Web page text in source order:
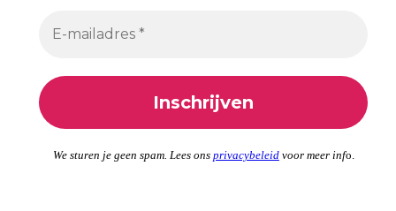
We sturen je geen spam. Lees ons privacybeleidvoor meer info.